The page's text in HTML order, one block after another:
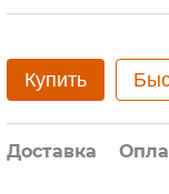
Купить
Доставка